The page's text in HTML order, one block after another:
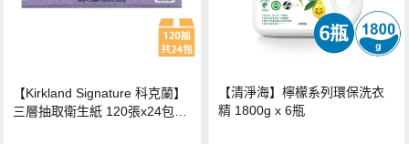
【Kirkland Signature 科克蘭】
三層抽取衛生紙 120張x24包x1
【清淨海】檸檬系列環保洗衣
精 1800g x 6瓶